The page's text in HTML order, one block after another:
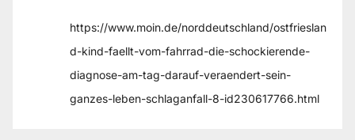
https://www.moin.de/norddeutschland/ostfrieslan
d-kind-faellt-vom-fahrrad-die-schockierende-
diagnose-am-tag-darauf-veraendert-sein-
ganzes-leben-schlaganfall-8-id230617766.html